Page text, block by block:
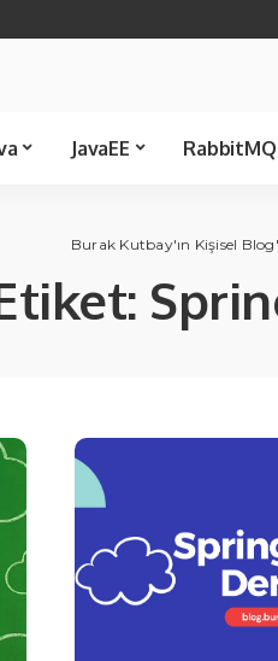
JavaEE RabbitMQ
Burak Kutbay'ın Kişisel